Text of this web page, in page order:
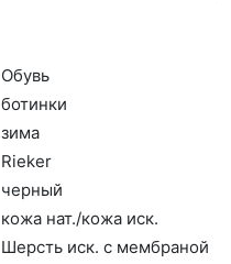
Обувь
бо­тин­ки
зи­ма
Ri­eker
чер­ный
ко­жа нат./ко­жа иск.
Шерсть иск. с мемб­ра­ной